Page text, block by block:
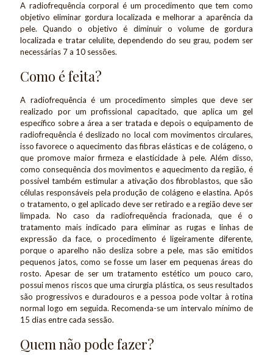
A radiofrequência corporal é um procedimento que tem como
objetivo eliminar gordura localizada e melhorar a aparência da
pele. Quando o objetivo é diminuir o volume de gordura
localizada e tratar celulite, dependendo do seu grau, podem ser
necessárias 7 a 10 sessões.
Como é feita?
A radiofrequência é um procedimento simples que deve ser
realizado por um profissional capacitado, que aplica um gel
específico sobre a área a ser tratada e depois o equipamento de
radiofrequência é deslizado no local com movimentos circulares,
isso favorece o aquecimento das fibras elásticas e de colágeno, o
que promove maior firmeza e elasticidade à pele. Além disso,
como consequência dos movimentos e aquecimento da região, é
possível também estimular a ativação dos fibroblastos, que são
células responsáveis pela produção de colágeno e elastina. Após
o tratamento, o gel aplicado deve ser retirado e a região deve ser
limpada. No caso da radiofrequência fracionada, que é o
tratamento mais indicado para eliminar as rugas e linhas de
expressão da face, o procedimento é ligeiramente diferente,
porque o aparelho não desliza sobre a pele, mas são emitidos
pequenos jatos, como se fosse um laser em pequenas áreas do
rosto. Apesar de ser um tratamento estético um pouco caro,
possui menos riscos que uma cirurgia plástica, os seus resultados
são progressivos e duradouros e a pessoa pode voltar à rotina
normal logo em seguida. Recomenda-se um intervalo mínimo de
15 dias entre cada sessão.
Quem não pode fazer?